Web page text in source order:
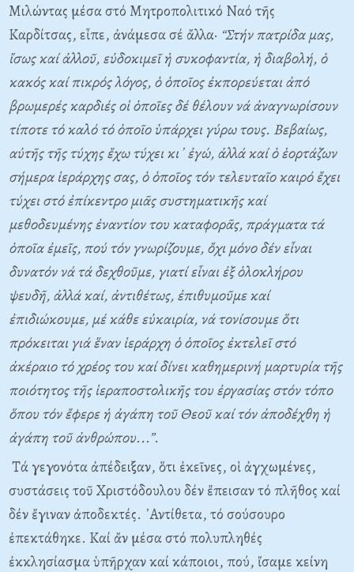
Μιλώντας μέσα στό Μητροπολιτικό Ναό τῆς
Καρδίτσας, εἶπε, ἀνάμεσα σέ ἄλλα· “Στήν πατρίδα μας,
ἴσως καί ἀλλοῦ, εὐδοκιμεῖ ἡ συκοφαντία, ἡ διαβολή, ὁ
κακός καί πικρός λόγος, ὁ ὁποῖος ἐκπορεύεται ἀπό
βρωμερές καρδιές οἱ ὁποῖες δέ θέλουν νά ἀναγνωρίσουν
τίποτε τό καλό τό ὁποῖο ὑπάρχει γύρω τους. Βεβαίως,
αὐτῆς τῆς τύχης ἔχω τύχει κι᾿ ἐγώ, ἀλλά καί ὁ ἑορτάζων
σήμερα ἱεράρχης σας, ὁ ὁποῖος τόν τελευταῖο καιρό ἔχει
τύχει στό ἐπίκεντρο μιᾶς συστηματικῆς καί
μεθοδευμένης ἐναντίον του καταφορᾶς, πράγματα τά
ὁποῖα ἐμεῖς, πού τόν γνωρίζουμε, ὄχι μόνο δέν εἶναι
δυνατόν νά τά δεχθοῦμε, γιατί εἶναι ἐξ ὁλοκλήρου
ψευδῆ, ἀλλά καί, ἀντιθέτως, ἐπιθυμοῦμε καί
ἐπιδιώκουμε, μέ κάθε εὐκαιρία, νά τονίσουμε ὅτι
πρόκειται γιά ἕναν ἱεράρχη ὁ ὁποῖος ἐκτελεῖ στό
ἀκέραιο τό χρέος του καί δίνει καθημερινή μαρτυρία τῆς
ποιότητος τῆς ἱεραποστολικῆς του ἐργασίας στόν τόπο
ὅπου τόν ἔφερε ἡ ἀγάπη τοῦ Θεοῦ καί τόν ἀποδέχθη ἡ
ἀγάπη τοῦ ἀνθρώπου...”.
Τά γεγονότα ἀπέδειξαν, ὅτι ἐκεῖνες, οἱ ἀγχωμένες,
συστάσεις τοῦ Χριστόδουλου δέν ἔπεισαν τό πλῆθος καί
δέν ἔγιναν ἀποδεκτές. ᾿Αντίθετα, τό σούσουρο
ἐπεκτάθηκε. Καί ἄν μέσα στό πολυπληθές
ἐκκλησίασμα ὑπῆρχαν καί κάποιοι, πού, ἴσαμε κείνη